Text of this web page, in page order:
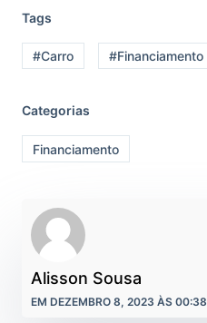
Tags
#Carro #Financiamento
Categorias
Financiamento
Alisson Sousa
EM DEZEMBRO 8, 2023 ÀS 00:38